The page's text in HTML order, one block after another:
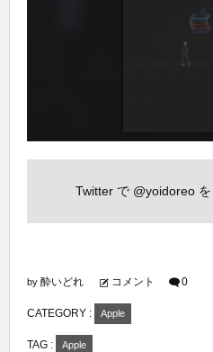
Twitter で @yoidoreo を
by 酔いどれ コメント 0
CATEGORY : Apple
TAG : Apple